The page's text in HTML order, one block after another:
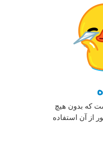
که بدون هیچ
از آن استفاده